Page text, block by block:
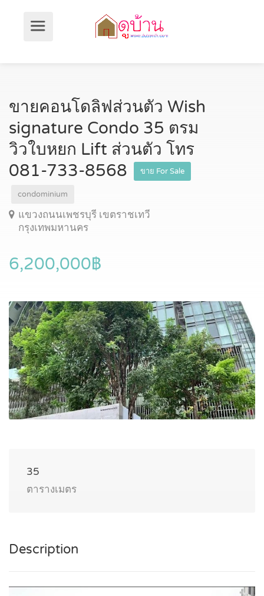
ขายคอนโดลิฟส่วนตัว Wish
signature Condo 35 ตรม
วิวใบหยก Lift ส่วนตัว โทร
081-733-8568
ขาย For Sale
condominium
แขวงถนนเพชรบุรี เขตราชเทวี
กรุงเทพมหานคร
6,200,000฿
35
ตารางเมตร
Description